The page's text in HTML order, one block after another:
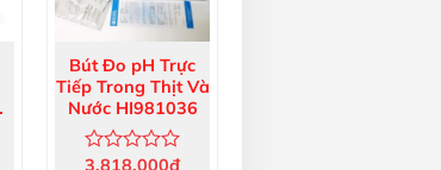
Bút Đo pH Trực
Tiếp Trong Thịt Và
Nước HI981036
3,818,000đ